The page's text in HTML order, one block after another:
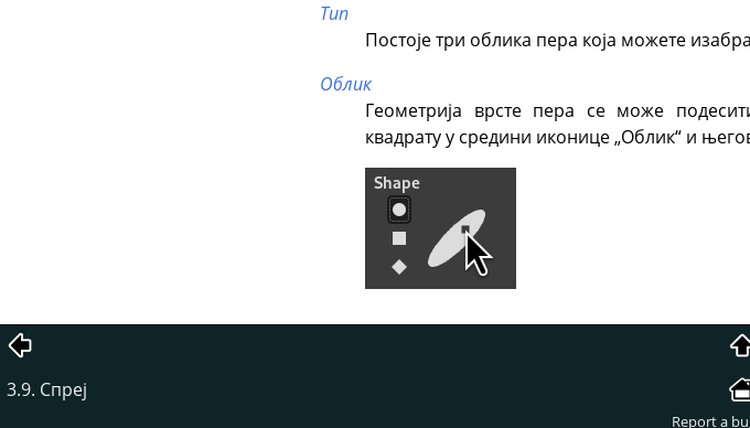
Тип
Постоје три облика пера која можете
Облик
Геометрија врсте пера се може
квадрату у средини иконице „Облик“ и
3.9. Спреј
Report a